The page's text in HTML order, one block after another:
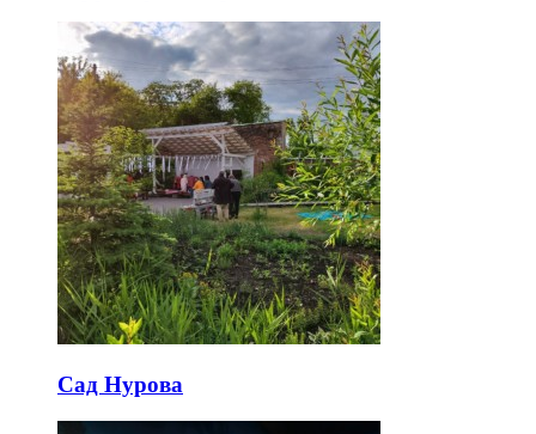
Сад Нурова